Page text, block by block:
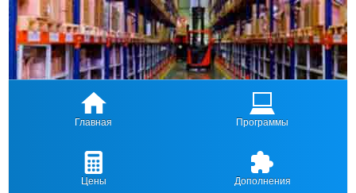
Главная Программы
Цены Дополнения